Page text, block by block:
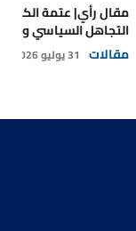
مقال رأي| عتمة
التجاهل السياسي
مقالات 31 يوليو 2026